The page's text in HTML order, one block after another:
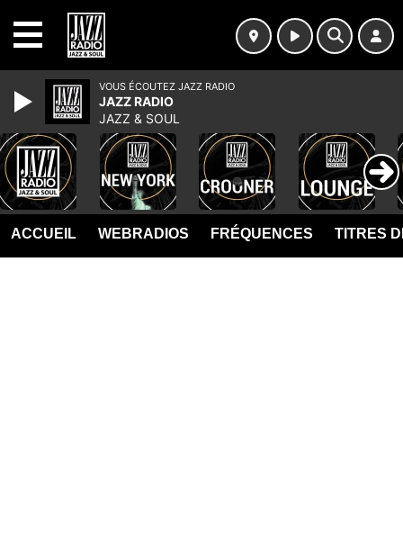
ACCUEIL WEBRADIOS FRÉQUENCES TITRES
VOUS ÉCOUTEZ JAZZ RADIO
JAZZ RADIO
JAZZ & SOUL